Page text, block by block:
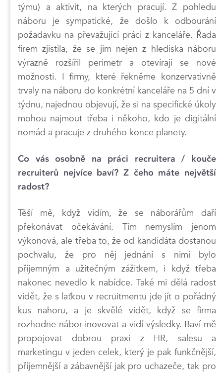
týmu) a aktivit, na kterých pracují. Z pohledu
náboru je sympatické, že došlo k odbourání
požadavku na převažující práci z kanceláře. Řada
firem zjistila, že se jim nejen z hlediska náboru
výrazně rozšířil perimetr a otevírají se nové
možnosti. I firmy, které řekněme konzervativně
trvaly na náboru do konkrétní kanceláře na 5 dní v
týdnu, najednou objevují, že si na specifické úkoly
mohou najmout třeba i někoho, kdo je digitální
nomád a pracuje z druhého konce planety.
Co vás osobně na práci recruitera / kouče
recruiterů nejvíce baví? Z čeho máte největší
radost?
Těší mě, když vidím, že se náborářům daří
překonávat očekávání. Tím nemyslím jenom
výkonová, ale třeba to, že od kandidáta dostanou
pochvalu, že pro něj jednání s nimi bylo
příjemným a užitečným zážitkem, i když třeba
nakonec nevedlo k nabídce. Také mi dělá radost
vidět, že s laťkou v recruitmentu jde jít o pořádný
kus nahoru, a je skvělé vidět, když se firma
rozhodne nábor inovovat a vidí výsledky. Baví mě
propojovat dobrou praxi z HR, salesu a
marketingu v jeden celek, který je pak funkčnější,
příjemnější a zábavnější jak pro uchazeče, tak pro